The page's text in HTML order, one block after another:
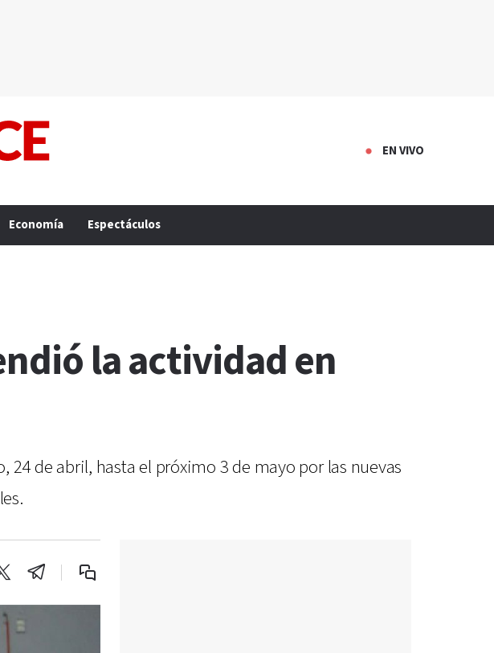
EN VIVO
Economía Espectáculos
la actividad en
de abril, hasta el próximo 3 de mayo por las nuevas